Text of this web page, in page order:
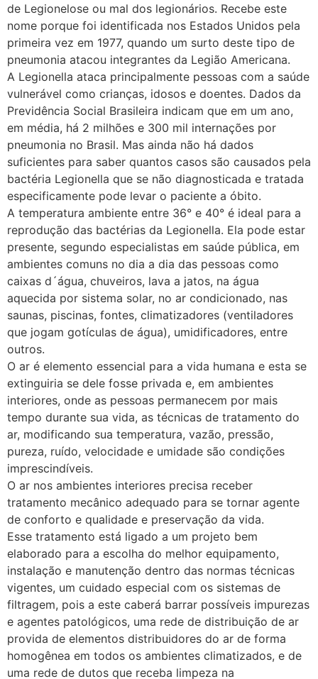
de Legionelose ou mal dos legionários. Recebe este
nome porque foi identificada nos Estados Unidos pela
primeira vez em 1977, quando um surto deste tipo de
pneumonia atacou integrantes da Legião Americana.
A Legionella ataca principalmente pessoas com a saúde
vulnerável como crianças, idosos e doentes. Dados da
Previdência Social Brasileira indicam que em um ano,
em média, há 2 milhões e 300 mil internações por
pneumonia no Brasil. Mas ainda não há dados
suficientes para saber quantos casos são causados pela
bactéria Legionella que se não diagnosticada e tratada
especificamente pode levar o paciente a óbito.
A temperatura ambiente entre 36° e 40° é ideal para a
reprodução das bactérias da Legionella. Ela pode estar
presente, segundo especialistas em saúde pública, em
ambientes comuns no dia a dia das pessoas como
caixas d´água, chuveiros, lava a jatos, na água
aquecida por sistema solar, no ar condicionado, nas
saunas, piscinas, fontes, climatizadores (ventiladores
que jogam gotículas de água), umidificadores, entre
outros.
O ar é elemento essencial para a vida humana e esta se
extinguiria se dele fosse privada e, em ambientes
interiores, onde as pessoas permanecem por mais
tempo durante sua vida, as técnicas de tratamento do
ar, modificando sua temperatura, vazão, pressão,
pureza, ruído, velocidade e umidade são condições
imprescindíveis.
O ar nos ambientes interiores precisa receber
tratamento mecânico adequado para se tornar agente
de conforto e qualidade e preservação da vida.
Esse tratamento está ligado a um projeto bem
elaborado para a escolha do melhor equipamento,
instalação e manutenção dentro das normas técnicas
vigentes, um cuidado especial com os sistemas de
filtragem, pois a este caberá barrar possíveis impurezas
e agentes patológicos, uma rede de distribuição de ar
provida de elementos distribuidores do ar de forma
homogênea em todos os ambientes climatizados, e de
uma rede de dutos que receba limpeza na